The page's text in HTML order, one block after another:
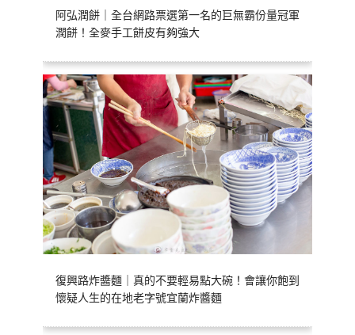
阿弘潤餅｜全台網路票選第一名的巨無霸份量冠軍
潤餅！全麥手工餅皮有夠強大
復興路炸醬麵｜真的不要輕易點大碗！會讓你飽到
懷疑人生的在地老字號宜蘭炸醬麵